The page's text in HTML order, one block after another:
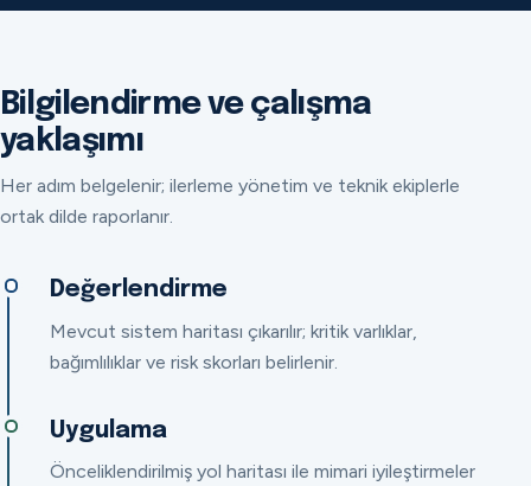
Bilgilendirme ve çalışma
yaklaşımı
Her adım belgelenir; ilerleme yönetim ve teknik ekiplerle
ortak dilde raporlanır.
Değerlendirme
Mevcut sistem haritası çıkarılır; kritik varlıklar,
bağımlılıklar ve risk skorları belirlenir.
Uygulama
Önceliklendirilmiş yol haritası ile mimari iyileştirmeler